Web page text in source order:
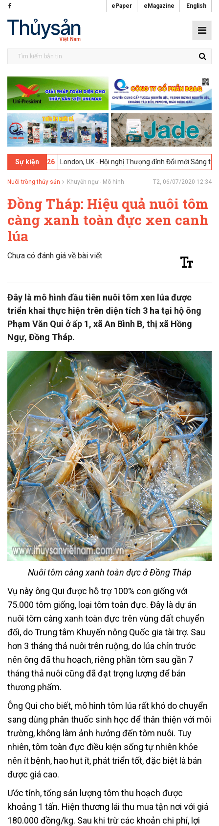
ePaper eMagazine English
Sự kiện
02-2026 London, UK - Hội nghị Thượng đỉnh Đổi mới Sáng tạo trong
Nuôi trồng thủy sản Khuyến ngư - Mô hình T2, 06/07/2020 12:34
Đồng Tháp: Hiệu quả nuôi tôm
càng xanh toàn đực xen canh
lúa
Chưa có đánh giá về bài viết
Đây là mô hình đầu tiên nuôi tôm xen lúa được
triển khai thực hiện trên diện tích 3 ha tại hộ ông
Phạm Văn Qui ở ấp 1, xã An Bình B, thị xã Hồng
Ngự, Đồng Tháp.
Nuôi tôm càng xanh toàn đực ở Đồng Tháp
Vụ này ông Qui được hỗ trợ 100% con giống với
75.000 tôm giống, loại tôm toàn đực. Đây là dự án
nuôi tôm càng xanh toàn đực trên vùng đất chuyển
đổi, do Trung tâm Khuyến nông Quốc gia tài trợ. Sau
hơn 3 tháng thả nuôi trên ruộng, do lúa chín trước
nên ông đã thu hoạch, riêng phần tôm sau gần 7
tháng thả nuôi cũng đã đạt trọng lượng để bán
thương phẩm.
Ông Qui cho biết, mô hình tôm lúa rất khó do chuyển
sang dùng phân thuốc sinh học để thân thiện với môi
trường, không làm ảnh hưởng đến tôm nuôi. Tuy
nhiên, tôm toàn đực điều kiện sống tự nhiên khỏe
nên ít bệnh, hao hụt ít, phát triển tốt, đặc biệt là bán
được giá cao.
Ước tỉnh, tổng sản lượng tôm thu hoạch được
khoảng 1 tấn. Hiện thương lái thu mua tận nơi với giá
180.000 đồng/kg. Sau khi trừ các khoản chi phí, lợi